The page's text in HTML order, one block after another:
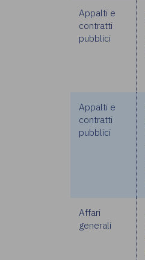
Appalti e
contratti
pubblici
Appalti e
contratti
pubblici
Affari
generali